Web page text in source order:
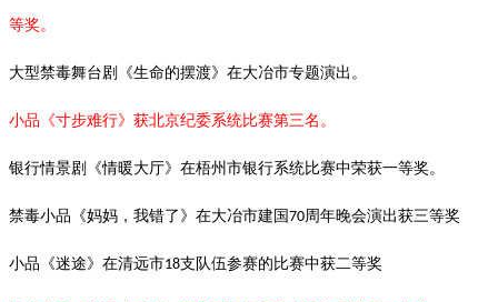
等奖。
大型禁毒舞台剧《生命的摆渡》在大冶市专题演出。
小品《寸步难行》获北京纪委系统比赛第三名。
银行情景剧《情暖大厅》在梧州市银行系统比赛中荣获一等奖。
禁毒小品《妈妈，我错了》在大冶市建国70周年晚会演出获三等奖
小品《迷途》在清远市18支队伍参赛的比赛中获二等奖